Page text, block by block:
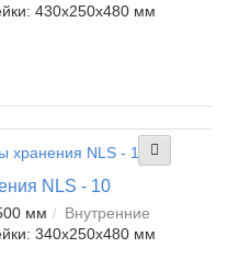
430x250x480 мм
NLS - 10
мм
Внутренние
340x250x480 мм